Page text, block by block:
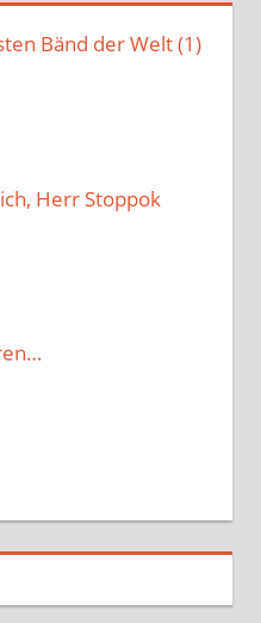
Bänd der Welt (1)
Herr Stoppok